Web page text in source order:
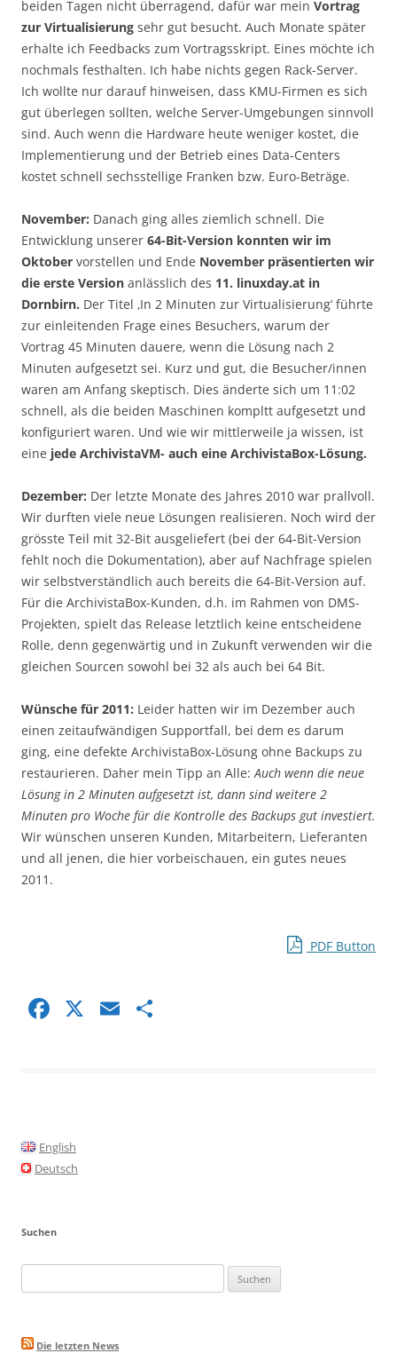
beiden Tagen nicht überragend, dafür war mein Vortrag
zur Virtualisierung sehr gut besucht. Auch Monate später
erhalte ich Feedbacks zum Vortragsskript. Eines möchte ich
nochmals festhalten. Ich habe nichts gegen Rack-Server.
Ich wollte nur darauf hinweisen, dass KMU-Firmen es sich
gut überlegen sollten, welche Server-Umgebungen sinnvoll
sind. Auch wenn die Hardware heute weniger kostet, die
Implementierung und der Betrieb eines Data-Centers
kostet schnell sechsstellige Franken bzw. Euro-Beträge.
November: Danach ging alles ziemlich schnell. Die
Entwicklung unserer 64-Bit-Version konnten wir im
Oktober vorstellen und Ende November präsentierten wir
die erste Version anlässlich des 11. linuxday.at in
Dornbirn. Der Titel ‚In 2 Minuten zur Virtualisierung‘ führte
zur einleitenden Frage eines Besuchers, warum der
Vortrag 45 Minuten dauere, wenn die Lösung nach 2
Minuten aufgesetzt sei. Kurz und gut, die Besucher/innen
waren am Anfang skeptisch. Dies änderte sich um 11:02
schnell, als die beiden Maschinen kompltt aufgesetzt und
konfiguriert waren. Und wie wir mittlerweile ja wissen, ist
eine jede ArchivistaVM- auch eine ArchivistaBox-Lösung.
Dezember: Der letzte Monate des Jahres 2010 war prallvoll.
Wir durften viele neue Lösungen realisieren. Noch wird der
grösste Teil mit 32-Bit ausgeliefert (bei der 64-Bit-Version
fehlt noch die Dokumentation), aber auf Nachfrage spielen
wir selbstverständlich auch bereits die 64-Bit-Version auf.
Für die ArchivistaBox-Kunden, d.h. im Rahmen von DMS-
Projekten, spielt das Release letztlich keine entscheidene
Rolle, denn gegenwärtig und in Zukunft verwenden wir die
gleichen Sourcen sowohl bei 32 als auch bei 64 Bit.
Wünsche für 2011: Leider hatten wir im Dezember auch
einen zeitaufwändigen Supportfall, bei dem es darum
ging, eine defekte ArchivistaBox-Lösung ohne Backups zu
restaurieren. Daher mein Tipp an Alle:Auch wenn die neue
Lösung in 2 Minuten aufgesetzt ist, dann sind weitere 2
Minuten pro Woche für die Kontrolle des Backups gut investiert.
Wir wünschen unseren Kunden, Mitarbeitern, Lieferanten
und all jenen, die hier vorbeischauen, ein gutes neues
2011.
PDF Button
F
o
o
X E
English
Deutsch
Suchen
nach:
Die letzten News